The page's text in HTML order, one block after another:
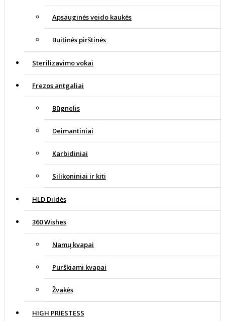
Apsauginės veido kaukės
Buitinės pirštinės
Sterilizavimo vokai
Frezos antgaliai
Būgnelis
Deimantiniai
Karbidiniai
Silikoniniai ir kiti
HLD Dildės
360 Wishes
Namų kvapai
Purškiami kvapai
Žvakės
HIGH PRIESTESS